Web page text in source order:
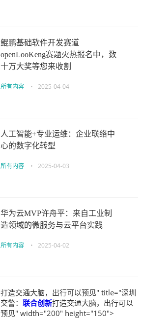
鲲鹏基础软件开发赛道
openLooKeng赛题火热报名中，数
十万大奖等您来收割
所有内容 • 2025-04-04
人工智能+专业运维：企业联络中
心的数字化转型
所有内容 • 2025-04-03
华为云MVP许舟平：来自工业制
造领域的微服务与云平台实践
所有内容 • 2025-04-02
打造交通大脑，出行可以预见" title="深圳
交警： 联合创新打造交通大脑，出行可以
预见" width="200" height="150">